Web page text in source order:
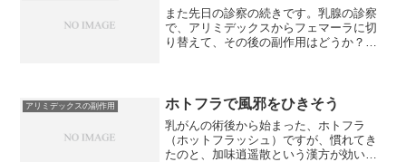
また先日の診察の続きです。乳腺の診察
で、アリミデックスからフェマーラに切
り替えて、その後の副作用はどうか？と
は初めて聞いたな・・・。...
アリミデックスの副作用 ホトフラで風邪をひきそう
乳がんの術後から始まった、ホトフラ
（ホットフラッシュ）ですが、慣れてき
たのと、加味逍遥散という漢方が効いて